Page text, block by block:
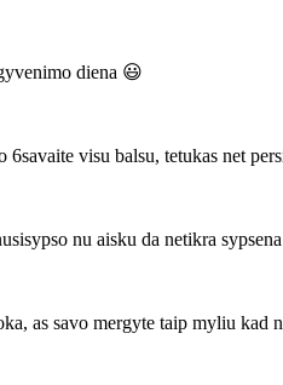
diena 😃
visu balsu, tetukas net
nu aisku da netikra
as savo mergyte taip myliu kad